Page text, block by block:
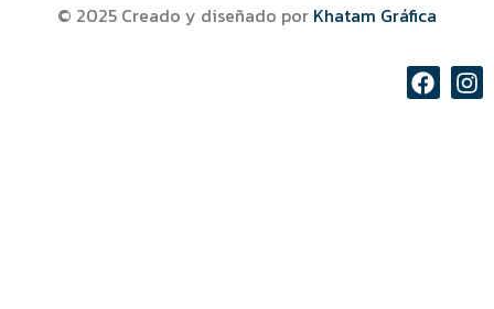
© 2025 Creado y diseñado por Khatam Gráfica